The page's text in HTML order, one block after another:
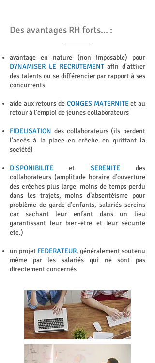
Des avantages RH forts... :
avantage en nature (non imposable) pour
DYNAMISER LE RECRUTEMENTafin d'attirer
des talents ou se différencier par rapport à ses
concurrents
aide aux retours de CONGES MATERNITEet au
retour à l’emploi de jeunes collaborateurs
FIDELISATION des collaborateurs (ils perdent
l’accès à la place en crèche en quittant la
société)
DISPONIBILITEet SERENITEdes
collaborateurs (amplitude horaire d’ouverture
des crèches plus large, moins de temps perdu
dans les trajets, moins d’absentéisme pour
problème de garde d’enfants, salariés sereins
car sachant leur enfant dans un lieu
garantissant leur bien-être et leur sécurité
etc.)
un projet FEDERATEUR, généralement soutenu
même par les salariés qui ne sont pas
directement concernés